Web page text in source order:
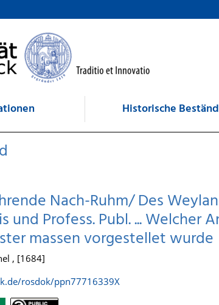
Historische
Nach-Ruhm/ Des
und Profess. Publ. ... Welcher
massen vorgestellet wurde
, [1684]
rosdok/ppn77716339X